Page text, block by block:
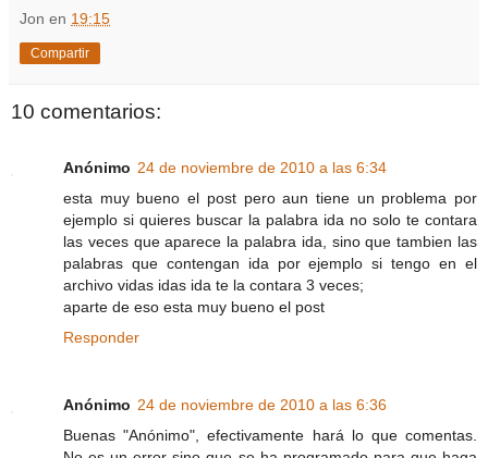
Jon en 19:15
Compartir
10 comentarios:
Anónimo 24 de noviembre de 2010 a las 6:34
esta muy bueno el post pero aun tiene un problema por
ejemplo si quieres buscar la palabra ida no solo te contara
las veces que aparece la palabra ida, sino que tambien las
palabras que contengan ida por ejemplo si tengo en el
archivo vidas idas ida te la contara 3 veces;
aparte de eso esta muy bueno el post
Responder
Anónimo 24 de noviembre de 2010 a las 6:36
Buenas "Anónimo", efectivamente hará lo que comentas.